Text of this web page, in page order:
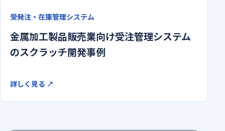
受発注・在庫管理システム
金属加工製品販売業向け受注管理システム
のスクラッチ開発事例
詳しく見る ↗